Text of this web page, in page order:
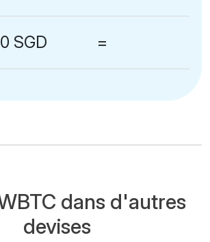
SGD =
dans d'autres
devises